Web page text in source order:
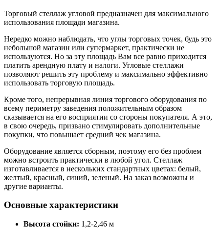
Торговый стеллаж угловой предназначен для максимального
использования площади магазина.
Нередко можно наблюдать, что углы торговых точек, будь это
небольшой магазин или супермаркет, практически не
используются. Но за эту площадь Вам все равно приходится
платить арендную плату и налоги. Угловые стеллажи
позволяют решить эту проблему и максимально эффективно
использовать торговую площадь.
Кроме того, непрерывная линия торгового оборудования по
всему периметру заведения положительным образом
сказывается на его восприятии со стороны покупателя. А это,
в свою очередь, призвано стимулировать дополнительные
покупки, что повышает средний чек магазина.
Оборудование является сборным, поэтому его без проблем
можно встроить практически в любой угол. Стеллаж
изготавливается в нескольких стандартных цветах: белый,
желтый, красный, синий, зеленый. На заказ возможны и
другие варианты.
Основные характеристики
Высота стойки: 1,2-2,46 м